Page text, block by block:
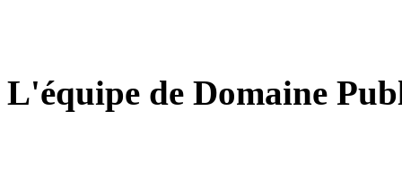
L'équipe de Domaine